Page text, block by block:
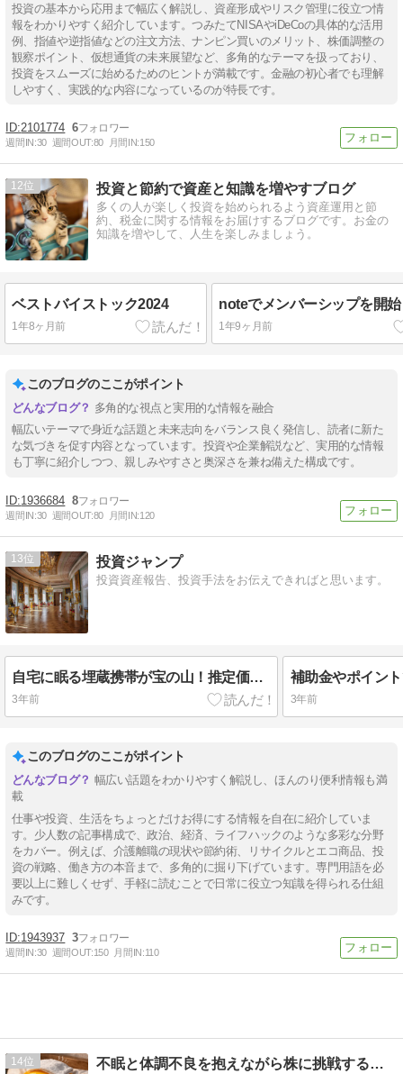
投資の基本から応用まで幅広く解説し、資産形成やリスク管理に役立つ情
報をわかりやすく紹介しています。つみたてNISAやiDeCoの具体的な活用
例、指値や逆指値などの注文方法、ナンピン買いのメリット、株価調整の
観察ポイント、仮想通貨の未来展望など、多角的なテーマを扱っており、
投資をスムーズに始めるためのヒントが満載です。金融の初心者でも理解
しやすく、実践的な内容になっているのが特長です。
2101774 6
週間IN:30 週間OUT:80 月間IN:150
12 投資と節約で資産と知識を増やすブログ
多くの人が楽しく投資を始められるよう資産運用と節
約、税金に関する情報をお届けするブログです。お金の
知識を増やして、人生を楽しみましょう。
ベストバイストック2024
1年8ヶ月前
noteでメンバーシップを開
1年9ヶ月前
このブログのここがポイント
多角的な視点と実用的な情報を融合
幅広いテーマで身近な話題と未来志向をバランス良く発信し、読者に新た
な気づきを促す内容となっています。投資や企業解説など、実用的な情報
も丁寧に紹介しつつ、親しみやすさと奥深さを兼ね備えた構成です。
1936684 8
週間IN:30 週間OUT:80 月間IN:120
13 投資ジャンプ
投資資産報告、投資手法をお伝えできればと思います。
自宅に眠る埋蔵携帯が宝の山！推定価値額6兆5000億をリサイクルしよう
3年前 3年前
このブログのここがポイント
幅広い話題をわかりやすく解説し、ほんのり便利情報も満
載
仕事や投資、生活をちょっとだけお得にする情報を自在に紹介していま
す。少人数の記事構成で、政治、経済、ライフハックのような多彩な分野
をカバー。例えば、介護離職の現状や節約術、リサイクルとエコ商品、投
資の戦略、働き方の本音まで、多角的に掘り下げています。専門用語を必
要以上に難しくせず、手軽に読むことで日常に役立つ知識を得られる仕組
みです。
1943937 3
週間IN:30 週間OUT:150 月間IN:110
14 不眠と体調不良を抱えながら株に挑戦する話 〜負け検証記録〜